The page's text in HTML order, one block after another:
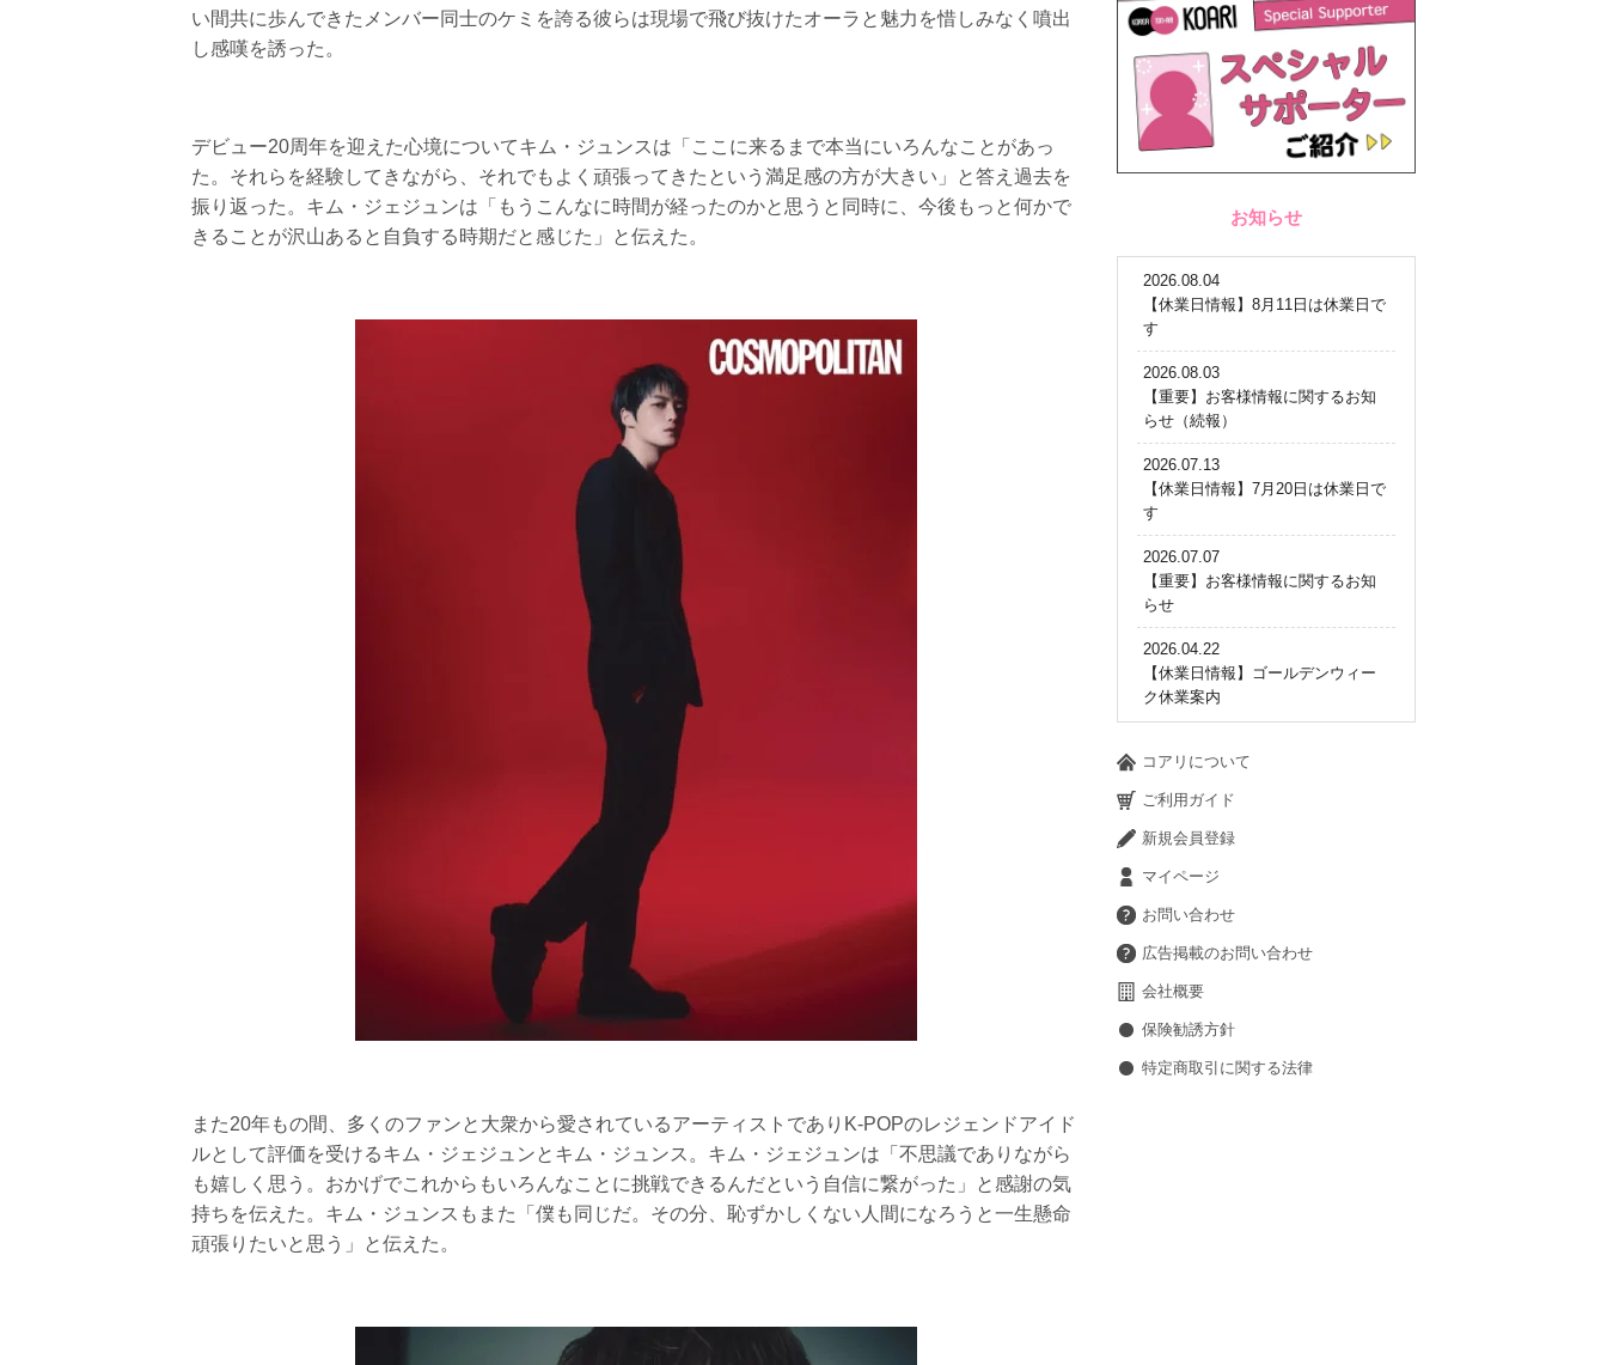
い間共に歩んできたメンバー同士のケミを誇る彼らは現場で飛び抜けたオーラと魅力を惜しみなく噴出
し感嘆を誘った。
デビュー20周年を迎えた心境についてキム・ジュンスは「ここに来るまで本当にいろんなことがあっ
た。それらを経験してきながら、それでもよく頑張ってきたという満足感の方が大きい」と答え過去を
振り返った。キム・ジェジュンは「もうこんなに時間が経ったのかと思うと同時に、今後もっと何かで
きることが沢山あると自負する時期だと感じた」と伝えた。
また20年もの間、多くのファンと大衆から愛されているアーティストでありK-POPのレジェンドアイド
ルとして評価を受けるキム・ジェジュンとキム・ジュンス。キム・ジェジュンは「不思議でありながら
も嬉しく思う。おかげでこれからもいろんなことに挑戦できるんだという自信に繋がった」と感謝の気
持ちを伝えた。キム・ジュンスもまた「僕も同じだ。その分、恥ずかしくない人間になろうと一生懸命
頑張りたいと思う」と伝えた。
お知らせ
2026.08.04
【休業日情報】8月11日は休業日で
す
2026.08.03
【重要】お客様情報に関するお知
らせ（続報）
2026.07.13
【休業日情報】7月20日は休業日で
す
2026.07.07
【重要】お客様情報に関するお知
らせ
2026.04.22
【休業日情報】ゴールデンウィー
ク休業案内
コアリについて
ご利用ガイド
新規会員登録
マイページ
お問い合わせ
広告掲載のお問い合わせ
会社概要
保険勧誘方針
特定商取引に関する法律